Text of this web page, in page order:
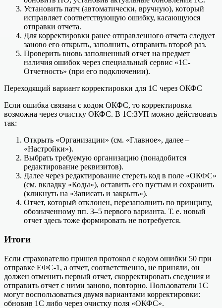
Установить патч (автоматически, вручную), который
исправляет соответствующую ошибку, касающуюся
отправки отчета.
Для корректировки ранее отправленного отчета следует
заново его открыть, заполнить, отправить второй раз.
Проверить вновь заполненный отчет на предмет
наличия ошибок через специальный сервис «1С-
Отчетность» (при его подключении).
Переходящий вариант корректировки для 1С через ОКФС
Если ошибка связана с кодом ОКФС, то корректировка
возможна через очистку ОКФС. В 1С:ЗУП можно действовать
так:
Открыть «Организации» (см. «Главное», далее –
«Настройки»).
Выбрать требуемую организацию (понадобится
редактирование реквизитов).
Далее через редактирование стереть код в поле «ОКФС»
(см. вкладку «Коды»), оставить его пустым и сохранить
(кликнуть на «Записать и закрыть»).
Отчет, который отклонен, перезаполнить по принципу,
обозначенному пп. 3–5 первого варианта. Т. е. новый
отчет здесь тоже формировать не потребуется.
Итоги
Если страхователю пришел протокол с кодом ошибки 50 при
отправке ЕФС-1, а отчет, соответственно, не приняли, он
должен отменить первый отчет, скорректировать сведения и
отправить отчет с ними заново, повторно. Пользователи 1С
могут воспользоваться двумя вариантами корректировки:
обновив 1С либо через очистку поля «ОКФС».